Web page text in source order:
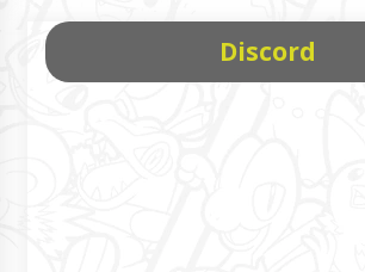
Discord